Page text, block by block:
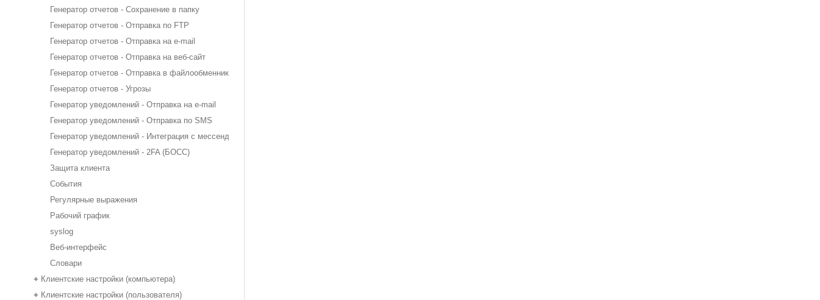
Генератор отчетов - Сохранение в папку
Генератор отчетов - Отправка по FTP
Генератор отчетов - Отправка на e-mail
Генератор отчетов - Отправка на веб-сайт
Генератор отчетов - Отправка в файлообменник
Генератор отчетов - Угрозы
Генератор уведомлений - Отправка на e-mail
Генератор уведомлений - Отправка по SMS
Генератор уведомлений - Интеграция с мессенджерами
Генератор уведомлений - 2FA (БОСС)
Защита клиента
События
Регулярные выражения
Рабочий график
syslog
Веб-интерфейс
Словари
+ Клиентские настройки (компьютера)
+ Клиентские настройки (пользователя)